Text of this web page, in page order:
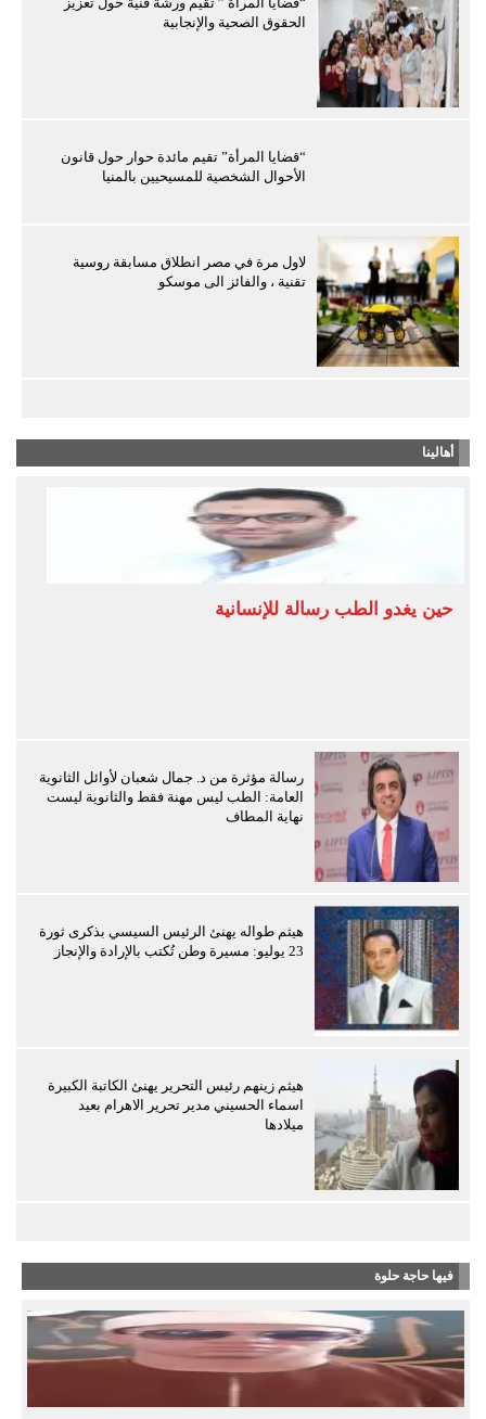
الحقوق الصحية والإنجابية
“قضايا المرأة” تقيم مائدة حوار حول قانون
الأحوال الشخصية للمسيحيين بالمنيا
لاول مرة في مصر انطلاق مسابقة روسية
تقنية ، والفائز الى موسكو
أهالينا
حين يغدو الطب رسالة للإنسانية
رسالة مؤثرة من د. جمال شعبان لأوائل الثانوية
العامة: الطب ليس مهنة فقط والثانوية ليست
نهاية المطاف
هيثم طواله يهنئ الرئيس السيسي بذكرى ثورة
23 يوليو: مسيرة وطن تُكتب بالإرادة والإنجاز
هيثم زينهم رئيس التحرير يهنئ الكاتبة الكبيرة
اسماء الحسيني مدير تحرير الاهرام بعيد
ميلادها
فيها حاجة حلوة